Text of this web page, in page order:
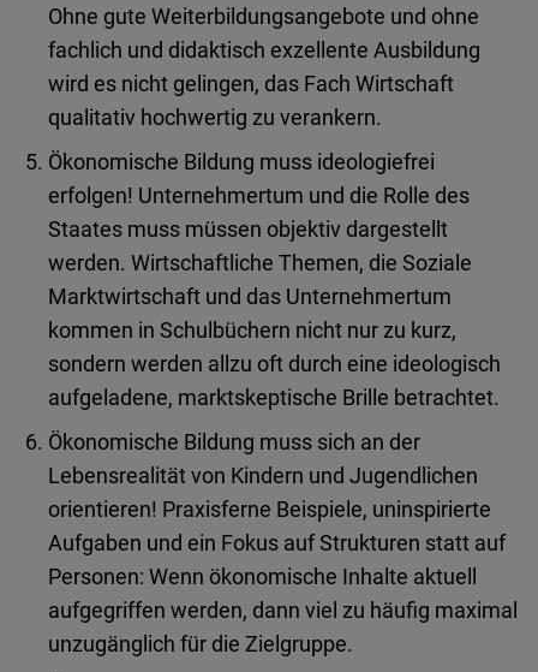
Ohne gute Weiterbildungsangebote und ohne
fachlich und didaktisch exzellente Ausbildung
wird es nicht gelingen, das Fach Wirtschaft
qualitativ hochwertig zu verankern.
Ökonomische Bildung muss ideologiefrei
erfolgen! Unternehmertum und die Rolle des
Staates muss müssen objektiv dargestellt
werden. Wirtschaftliche Themen, die Soziale
Marktwirtschaft und das Unternehmertum
kommen in Schulbüchern nicht nur zu kurz,
sondern werden allzu oft durch eine ideologisch
aufgeladene, marktskeptische Brille betrachtet.
Ökonomische Bildung muss sich an der
Lebensrealität von Kindern und Jugendlichen
orientieren! Praxisferne Beispiele, uninspirierte
Aufgaben und ein Fokus auf Strukturen statt auf
Personen: Wenn ökonomische Inhalte aktuell
aufgegriffen werden, dann viel zu häufig maximal
unzugänglich für die Zielgruppe.